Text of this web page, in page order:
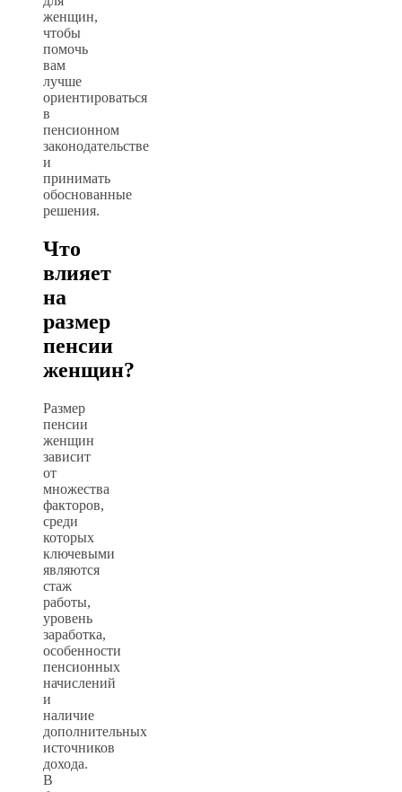
женщин,
чтобы
помочь
вам
лучше
ориентироваться
в
пенсионном
законодательстве
и
принимать
обоснованные
решения.
Что
влияет
на
размер
пенсии
женщин?
Размер
пенсии
женщин
зависит
от
множества
факторов,
среди
которых
ключевыми
являются
стаж
работы,
уровень
заработка,
особенности
пенсионных
начислений
и
наличие
дополнительных
источников
дохода.
В